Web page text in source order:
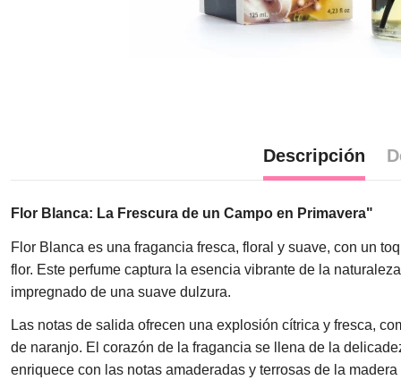
Descripción
Flor Blanca: La Frescura de un Campo en Primavera"
Flor Blanca es una fragancia fresca, floral y suave, con un
flor. Este perfume captura la esencia vibrante de la
impregnado de una suave dulzura.
Las notas de salida ofrecen una explosión cítrica y fresca,
de naranjo. El corazón de la fragancia se llena de la
enriquece con las notas amaderadas y terrosas de la